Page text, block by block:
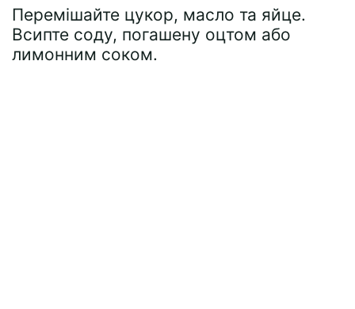
Перемішайте цукор, масло та яйце.
Всипте соду, погашену оцтом або
лимонним соком.